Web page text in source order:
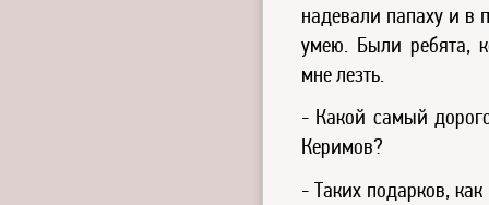
надевали папаху и в
умею. Были ребята,
мне лезть.
- Какой самый
Керимов?
- Таких подарков,